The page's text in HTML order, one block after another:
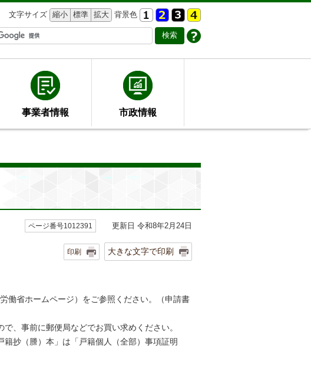
文字サイズ 縮小 標準 拡大 背景色
事業者情報 市政情報
ページ番号1012391 更新日 令和8年2月24日
印刷 大きな文字で印刷
働省ホームページ）をご参照ください。（申請書
、事前に郵便局などでお買い求めください。
抄（謄）本」は「戸籍個人（全部）事項証明